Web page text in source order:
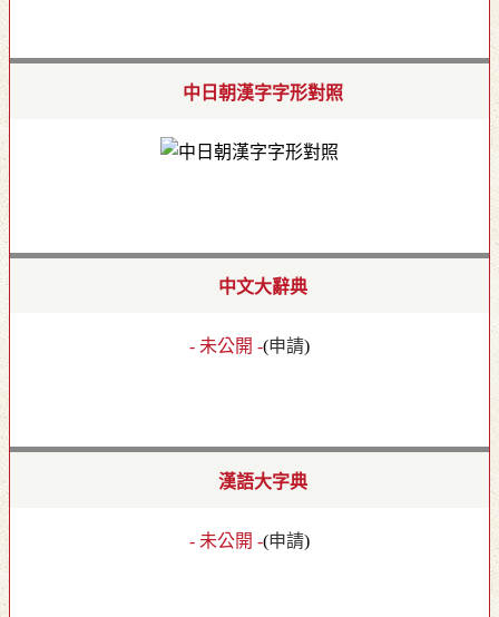
中日朝漢字字形對照
中文大辭典
- 未公開 -(申請)
漢語大字典
- 未公開 -(申請)